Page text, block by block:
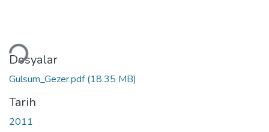
Dosyalar
Gülsüm_Gezer.pdf(18.35 MB)
Tarih
2011